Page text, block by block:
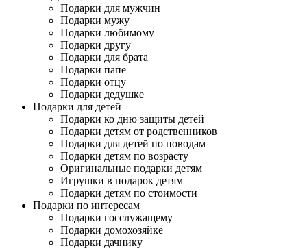
Подарки для мужчин
Подарки мужу
Подарки любимому
Подарки другу
Подарки для брата
Подарки папе
Подарки отцу
Подарки дедушке
Подарки для детей
Подарки ко дню защиты детей
Подарки детям от родственников
Подарки для детей по поводам
Подарки детям по возрасту
Оригинальные подарки детям
Игрушки в подарок детям
Подарки детям по стоимости
Подарки по интересам
Подарки госслужащему
Подарки домохозяйке
Подарки дачнику